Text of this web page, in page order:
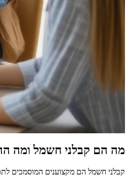
מה הם קבלני חשמל ומה
קבלני חשמל הם מקצוענים המוסמכים